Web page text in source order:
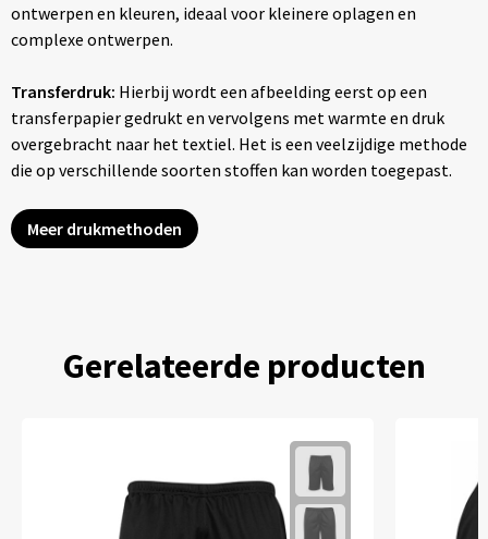
ontwerpen en kleuren, ideaal voor kleinere oplagen en
complexe ontwerpen.
Transferdruk: Hierbij wordt een afbeelding eerst op een
transferpapier gedrukt en vervolgens met warmte en druk
overgebracht naar het textiel. Het is een veelzijdige methode
die op verschillende soorten stoffen kan worden toegepast.
Meer drukmethoden
Gerelateerde producten